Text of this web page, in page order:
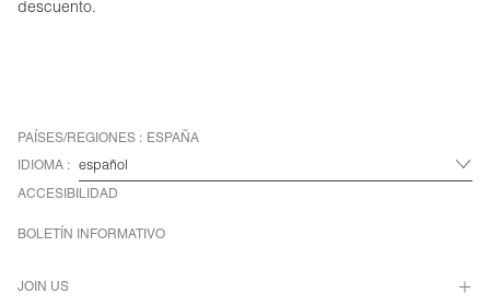
descuento.
PAÍSES/REGIONES : ESPAÑA
IDIOMA :
ACCESIBILIDAD
JOIN US
BOLETÍN INFORMATIVO